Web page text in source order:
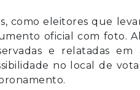
como eleitores que
oficial com foto.
e relatadas em
no local de